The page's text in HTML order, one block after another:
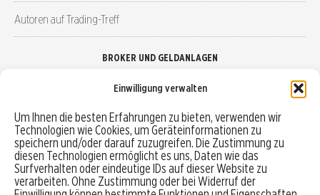
Einwilligung verwalten
Um Ihnen die besten Erfahrungen zu bieten, verwenden wir
Technologien wie Cookies, um Geräteinformationen zu
speichern und/oder darauf zuzugreifen. Die Zustimmung zu
diesen Technologien ermöglicht es uns, Daten wie das
Surfverhalten oder eindeutige IDs auf dieser Website zu
verarbeiten. Ohne Zustimmung oder bei Widerruf der
Autoren auf Trading-Treff
BROKER UND GELDANLAGEN
Robo-Advisor vergleichen
Depotvergleich